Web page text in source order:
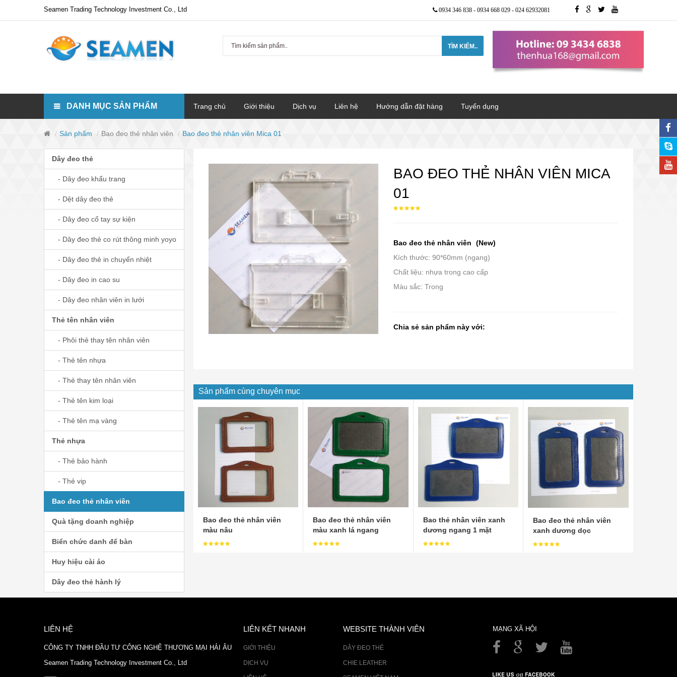
Seamen Trading Technology Investment Co., Ltd 0934 346 838 - 0934 668 029 - 024 62932081
TÌM KIẾM..
DANH MỤC SẢN PHẨM Trang chủ Giới thiệu Dịch vụ Liên hệ Hướng dẫn đặt hàng Tuyển dụng
Sản phẩm Bao đeo thẻ nhân viên Bao đeo thẻ nhân viên Mica 01
Dây đeo thẻ
- Dây đeo khẩu trang
- Dệt dây đeo thẻ
- Dây đeo cổ tay sự kiện
- Dây đeo thẻ co rút thông minh yoyo
- Dây đeo thẻ in chuyển nhiệt
- Dây đeo in cao su
- Dây đeo nhân viên in lưới
Thẻ tên nhân viên
- Phôi thẻ thay tên nhân viên
- Thẻ tên nhựa
- Thẻ thay tên nhân viên
- Thẻ tên kim loại
- Thẻ tên mạ vàng
Thẻ nhựa
- Thẻ bảo hành
- Thẻ vip
Bao đeo thẻ nhân viên
Quà tặng doanh nghiệp
Biển chức danh để bàn
Huy hiệu cài áo
Dây đeo thẻ hành lý
BAO ĐEO THẺ NHÂN VIÊN MICA
01
Bao đeo thẻ nhân viên
(New)
Kích thước: 90*60mm (ngang)
Chất liệu: nhựa trong cao cấp
Màu sắc: Trong
Chia sẻ sản phẩm này với:
Sản phẩm cùng chuyên mục
Bao đeo thẻ nhân viên
màu nâu
Bao đeo thẻ nhân viên
màu xanh lá ngang
Bao thẻ nhân viên xanh
dương ngang 1 mặt
Bao đeo thẻ nhân viên
xanh dương dọc
LIÊN HỆ
CÔNG TY TNHH ĐẦU TƯ CÔNG NGHỆ THƯƠNG MẠI HẢI ÂU
Seamen Trading Technology Investment Co., Ltd
LIÊN KẾT NHANH
GIỚI THIỆU
DỊCH VỤ
WEBSITE THÀNH VIÊN
DÂY ĐEO THẺ
CHIE LEATHER
MẠNG XÃ HỘI